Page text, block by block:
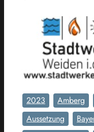
2023 Amberg
Aussetzung